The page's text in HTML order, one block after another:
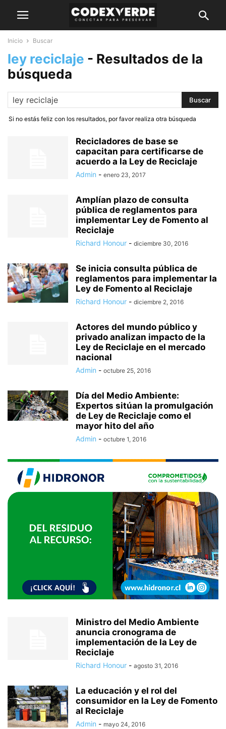
Inicio Buscar
ley reciclaje - Resultados de la
búsqueda
Si no estás feliz con los resultados, por favor realiza otra búsqueda
Recicladores de base se
capacitan para certificarse de
acuerdo a la Ley de Reciclaje
Admin - enero 23, 2017
Amplían plazo de consulta
pública de reglamentos para
implementar Ley de Fomento al
Reciclaje
Richard Honour - diciembre 30, 2016
Se inicia consulta pública de
reglamentos para implementar la
Ley de Fomento al Reciclaje
Richard Honour - diciembre 2, 2016
Actores del mundo público y
privado analizan impacto de la
Ley de Reciclaje en el mercado
nacional
Admin - octubre 25, 2016
Día del Medio Ambiente:
Expertos sitúan la promulgación
de Ley de Reciclaje como el
mayor hito del año
Admin - octubre 1, 2016
Ministro del Medio Ambiente
anuncia cronograma de
implementación de la Ley de
Reciclaje
Richard Honour - agosto 31, 2016
La educación y el rol del
consumidor en la Ley de Fomento
al Reciclaje
Admin - mayo 24, 2016